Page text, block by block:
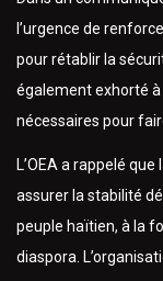
l’urgence de
pour rétablir la
également exhorté
nécessaires pour
L’OEA a rappelé
assurer la stabilité
peuple haïtien, à la
diaspora.